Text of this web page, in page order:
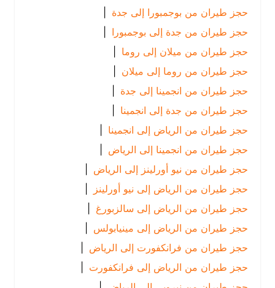
حجز طيران من بوجمبورا إلى جدة
حجز طيران من جدة إلى بوجمبورا |
حجز طيران من ميلان إلى روما
|
حجز طيران من روما إلى ميلان |
حجز طيران من انجمينا إلى جدة
حجز طيران من جدة إلى انجمينا |
حجز طيران من الرياض إلى انجمينا |
حجز طيران من انجمينا إلى الرياض
|
حجز طيران من نيو أورلينز إلى الرياض
|
حجز طيران من الرياض إلى نيو أورلينز |
حجز طيران من الرياض إلى سالزبورغ |
حجز طيران من الرياض إلى مينيابولس |
حجز طيران من فرانكفورت إلى الرياض
|
حجز طيران من الرياض إلى فرانكفورت |